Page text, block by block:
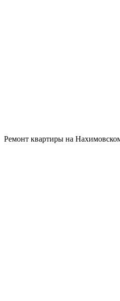
Ремонт квартиры на